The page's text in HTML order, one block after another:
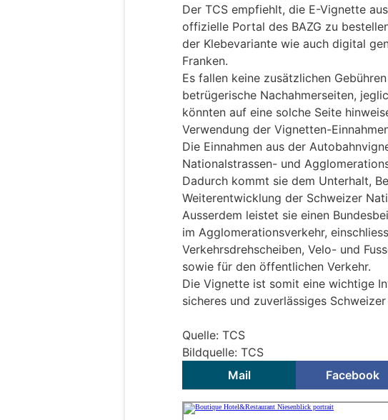
Der TCS empfiehlt, die E-Vignette
offizielle Portal des BAZG zu
der Klebevariante wie auch digital
Franken.
Es fallen keine zusätzlichen
betrügerische Nachahmerseiten,
könnten auf eine solche Seite
Verwendung der Vignetten-
Die Einnahmen aus der
Nationalstrassen- und
Dadurch kommt sie dem Unterhalt,
Weiterentwicklung der Schweizer
Ausserdem leistet sie einen
im Agglomerationsverkehr,
Verkehrsdrehscheiben, Velo- und
sowie für den öffentlichen Verkehr.
Die Vignette ist somit eine wichtige
sicheres und zuverlässiges
Quelle: TCS
Bildquelle: TCS
Mail
Facebook